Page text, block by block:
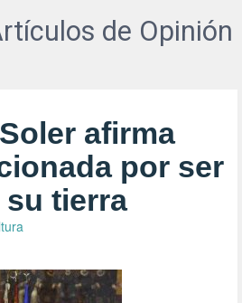
de Opinión
afirma
por ser
su tierra